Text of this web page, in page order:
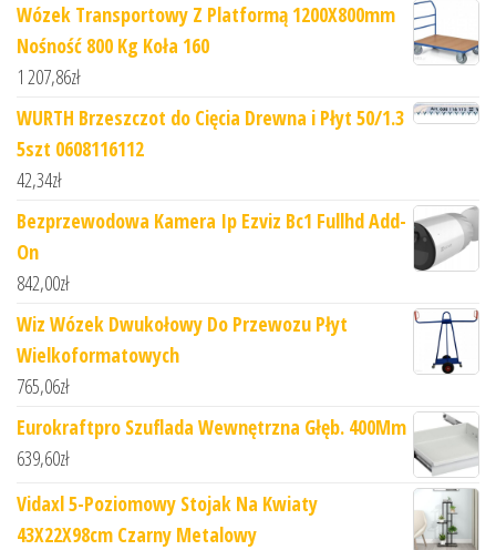
Wózek Transportowy Z Platformą 1200X800mm
Nośność 800 Kg Koła 160
1 207,86zł
WURTH Brzeszczot do Cięcia Drewna i Płyt 50/1.3
5szt 0608116112
42,34zł
Bezprzewodowa Kamera Ip Ezviz Bc1 Fullhd Add-
On
842,00zł
Wiz Wózek Dwukołowy Do Przewozu Płyt
Wielkoformatowych
765,06zł
Eurokraftpro Szuflada Wewnętrzna Głęb. 400Mm
639,60zł
Vidaxl 5-Poziomowy Stojak Na Kwiaty
43X22X98cm Czarny Metalowy